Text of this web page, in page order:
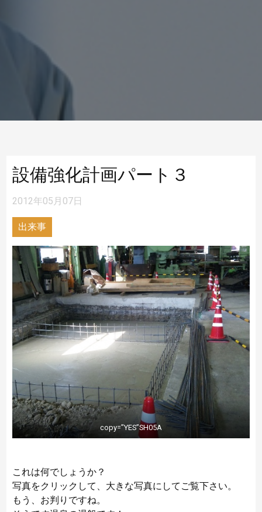
設備強化計画パート３
2012年05月07日
出来事
copy=”YES”SH05A
これは何でしょうか？
写真をクリックして、大きな写真にしてご覧下さい。
もう、お判りですね。